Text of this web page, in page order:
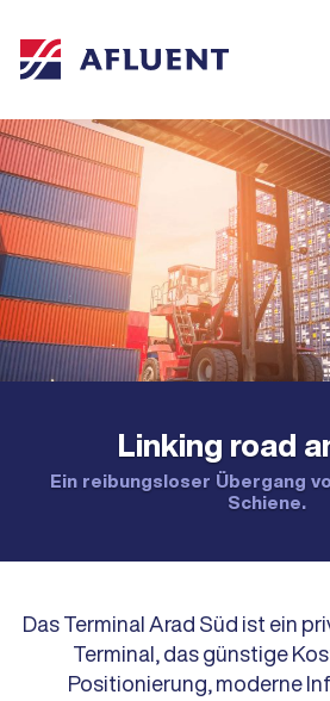
Linking road
Ein reibungsloser Übergang
Schiene.
Das Terminal Arad Süd ist ein
Terminal, das günstige
Positionierung, moderne